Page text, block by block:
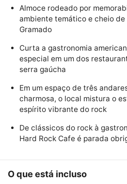
Almoce rodeado por
ambiente temático e cheio
Gramado
Curta a gastronomia
especial em um dos
serra gaúcha
Em um espaço de três
charmosa, o local mistura o
espírito vibrante do rock
De clássicos do rock à
Hard Rock Cafe é parada
O que está incluso